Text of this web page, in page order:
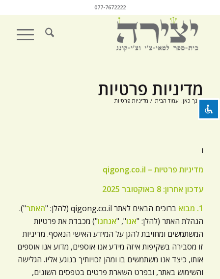
visibility_off השבת את ההבזקים
settings צבע רקע
remove_circle_outline
add_circle_outline הגדלת גופן
spellcheck גופן קריא
brightness_high ניגודיות בהירה
brightness_low ניגודיות כהה
format_underlined הוסף קו תחתון לקישורים
סמן קישורים
077-7672222
מדיניות פרטיות
הנך כאן: עמוד הבית / מדיניות פרטיות
ו
מדיניות פרטיות – qigong.co.il
עדכון אחרון: 8 באוקטובר 2025
1. מבוא
ברוכים הבאים לאתר qigong.co.il (להלן: " האתר").
הנהלת האתר (להלן: "אנו", "אנחנו") מכבדת את פרטיות
המשתמשים ומחויבת להגן על המידע האישי הנאסף. מדיניות
זו מסבירה בשקיפות איזה מידע אנו אוספים, מדוע אנו אוספים
אותו, כיצד אנו משתמשים בו ומהן זכויותיך בנוגע אליו. הגלישה
והשימוש באתר, ובפרט השארת פרטים בטפסים השונים,